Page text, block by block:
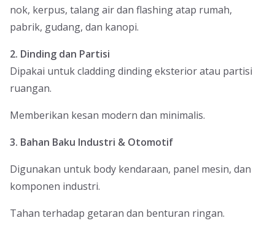
nok, kerpus, talang air dan flashing atap rumah,
pabrik, gudang, dan kanopi.
2. Dinding dan Partisi
Dipakai untuk cladding dinding eksterior atau partisi
ruangan.
Memberikan kesan modern dan minimalis.
3. Bahan Baku Industri & Otomotif
Digunakan untuk body kendaraan, panel mesin, dan
komponen industri.
Tahan terhadap getaran dan benturan ringan.